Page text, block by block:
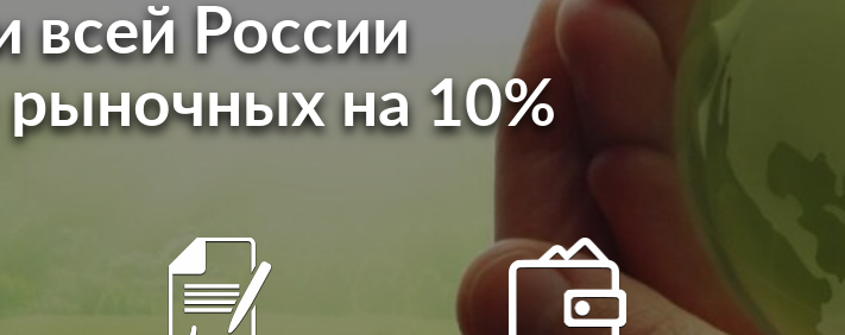
всей России
на 10%